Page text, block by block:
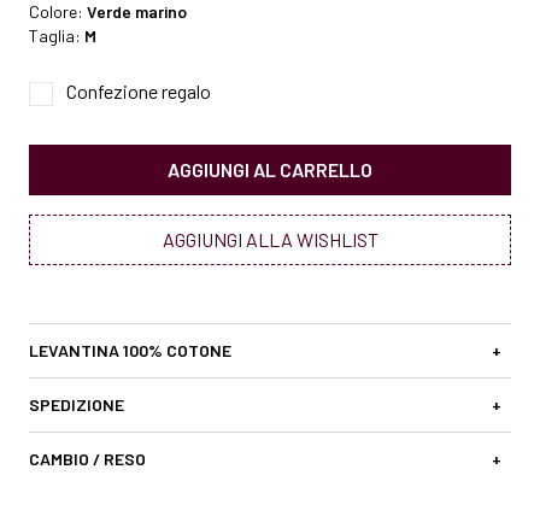
Colore: Verde marino
Taglia: M
Confezione regalo
AGGIUNGI AL CARRELLO
AGGIUNGI ALLA WISHLIST
LEVANTINA 100% COTONE +
SPEDIZIONE +
CAMBIO / RESO +